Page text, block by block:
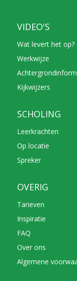
VIDEO'S
Wat levert het op?
Werkwijze
Kijkwijzers
SCHOLING
Leerkrachten
Op locatie
Spreker
OVERIG
Tarieven
Inspiratie
FAQ
Over ons
Algemene